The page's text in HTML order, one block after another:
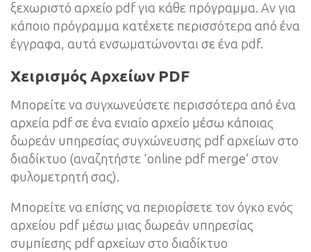
ξεχωριστό αρχείο pdf για κάθε πρόγραμμα. Αν για
κάποιο πρόγραμμα κατέχετε περισσότερα από ένα
έγγραφα, αυτά ενσωματώνονται σε ένα pdf.
Χειρισμός Αρχείων PDF
Μπορείτε να συγχωνεύσετε περισσότερα από ένα
αρχεία pdf σε ένα ενιαίο αρχείο μέσω κάποιας
δωρεάν υπηρεσίας συγχώνευσης pdf αρχείων στο
διαδίκτυο (αναζητήστε ‘online pdf merge’ στον
φυλομετρητή σας).
Μπορείτε να επίσης να περιορίσετε τον όγκο ενός
αρχείου pdf μέσω μιας δωρεάν υπηρεσίας
συμπίεσης pdf αρχείων στο διαδίκτυο